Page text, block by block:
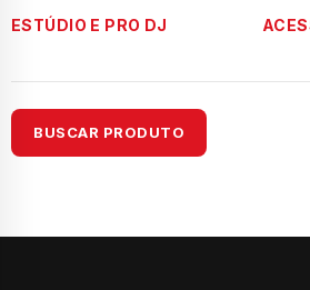
ESTÚDIO E PRO DJ
BUSCAR PRODUTO